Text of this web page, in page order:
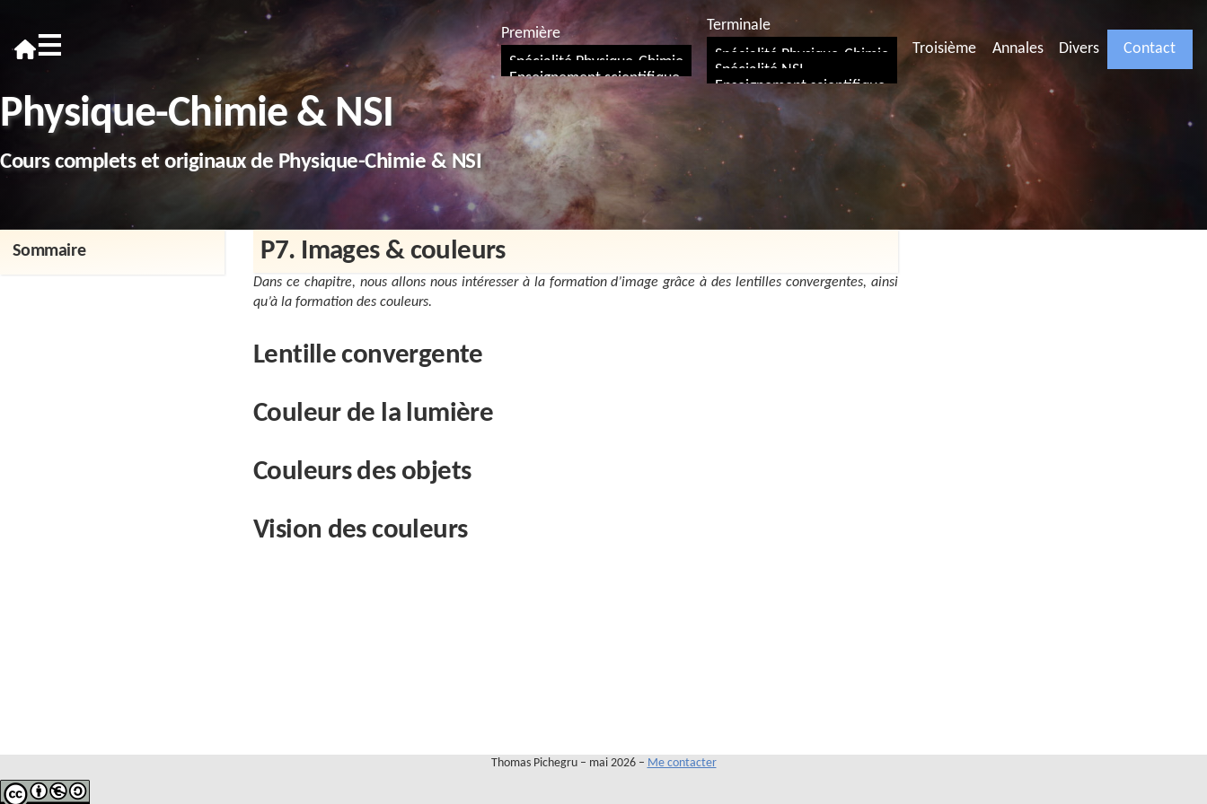
≡
Première
Spécialité Physique-Chimie
Enseignement scientifique
Terminale
Spécialité Physique-Chimie
Spécialité NSI
Enseignement scientifique
Troisième Annales Divers Contact
Physique-Chimie & NSI
Cours complets et originaux de Physique-Chimie & NSI
Sommaire P7. Images & couleurs
Dans ce chapitre, nous allons nous intéresser à la formation d’image grâce à des lentilles convergentes, ainsi
qu’à la formation des couleurs.
Lentille convergente
Couleur de la lumière
Couleurs des objets
Vision des couleurs
Thomas Pichegru – mai 2026 – Me contacter